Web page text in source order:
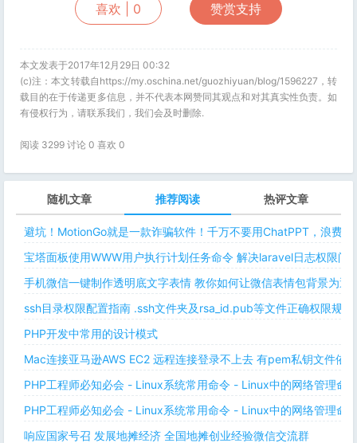
喜欢 | 0 赞赏支持
本文发表于2017年12月29日 00:32
(c)注：本文转载自https://my.oschina.net/guozhiyuan/blog/1596227，转
载目的在于传递更多信息，并不代表本网赞同其观点和对其真实性负责。如
有侵权行为，请联系我们，我们会及时删除.
阅读 3299 讨论 0 喜欢 0
随机文章 推荐阅读 热评文章
避坑！MotionGo就是一款诈骗软件！千万不要用ChatPPT，浪费时
宝塔面板使用WWW用户执行计划任务命令 解决laravel日志权限问
手机微信一键制作透明底文字表情 教你如何让微信表情包背景为
ssh目录权限配置指南 .ssh文件夹及rsa_id.pub等文件正确权限规则
PHP开发中常用的设计模式
Mac连接亚马逊AWS EC2 远程连接登录不上去 有pem私钥文件依
PHP工程师必知必会 - Linux系统常用命令 - Linux中的网络管理命
PHP工程师必知必会 - Linux系统常用命令 - Linux中的网络管理命
响应国家号召 发展地摊经济 全国地摊创业经验微信交流群